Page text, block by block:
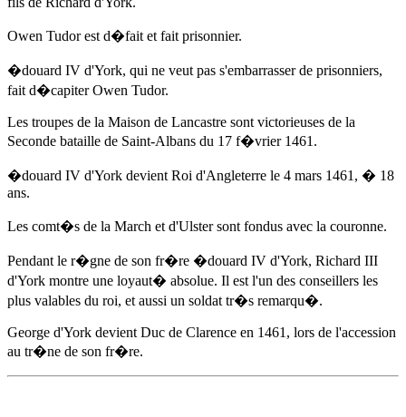
Owen Tudor est d�fait et fait prisonnier.
�douard IV d'York, qui ne veut pas s'embarrasser de prisonniers,
fait d�capiter Owen Tudor.
Les troupes de la Maison de Lancastre sont victorieuses de la
Seconde bataille de Saint-Albans du 17 f�vrier 1461 .
�douard IV d'York devient Roi d'Angleterre le 4 mars 1461 , � 18
ans.
Les comt�s de la March et d'Ulster sont fondus avec la couronne.
Pendant le r�gne de son fr�re �douard IV d'York, Richard III
d'York montre une loyaut� absolue. Il est l'un des conseillers les
plus valables du roi, et aussi un soldat tr�s remarqu�.
George d'York devient Duc de Clarence en 1461 , lors de l'accession
au tr�ne de son fr�re.